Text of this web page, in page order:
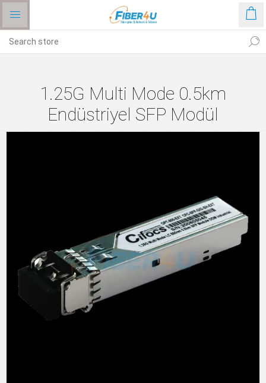
1.25G Multi Mode 0.5km
Endüstriyel SFP Modül